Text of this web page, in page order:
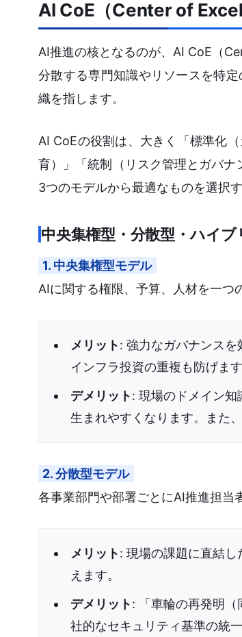
AI CoE（Center of
AI推進の核となるのが、AI CoE（
分散する専門知識やリソースを特
織を指します。
AI CoEの役割は、大きく「標準化
育）」「統制（リスク管理とガバ
3つのモデルから最適なものを選択
中央集権型・分散型・ハイ
1. 中央集権型モデル
AIに関する権限、予算、人材を一つ
メリット: 強力なガバナンス
インフラ投資の重複も防げます
デメリット: 現場のドメイン
生まれやすくなります。また
2. 分散型モデル
各事業部門や部署ごとにAI推進担当
メリット: 現場の課題に直結
えます。
デメリット: 「車輪の再発明
社的なセキュリティ基準の統